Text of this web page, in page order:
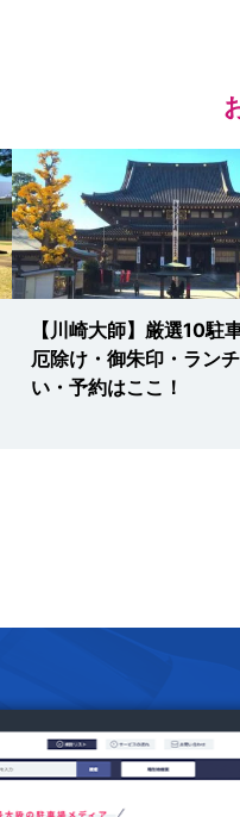
【川崎大師】厳選10駐
厄除け・御朱印・ラン
い・予約はここ！